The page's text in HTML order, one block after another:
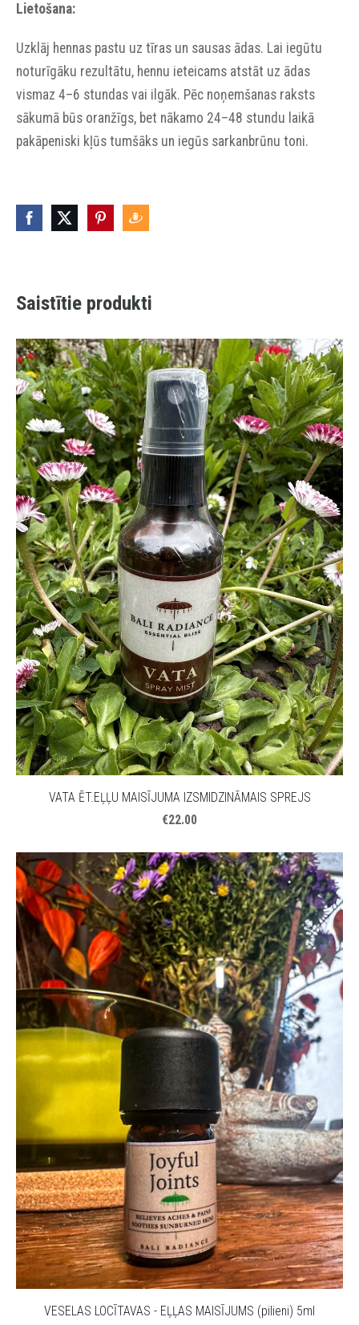
Lietošana:
Uzklāj hennas pastu uz tīras un sausas ādas. Lai iegūtu
noturīgāku rezultātu, hennu ieteicams atstāt uz ādas
vismaz 4–6 stundas vai ilgāk. Pēc noņemšanas raksts
sākumā būs oranžīgs, bet nākamo 24–48 stundu laikā
pakāpeniski kļūs tumšāks un iegūs sarkanbrūnu toni.
Saistītie produkti
VATA ĒT.EĻĻU MAISĪJUMA IZSMIDZINĀMAIS SPREJS
€22.00
VESELAS LOCĪTAVAS - EĻĻAS MAISĪJUMS (pilieni) 5ml